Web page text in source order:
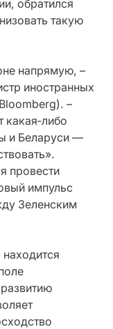
обратился
такую
напрямую, –
иностранных
–
какая‑либо
и Беларуси —
провести
импульс
Зеленским